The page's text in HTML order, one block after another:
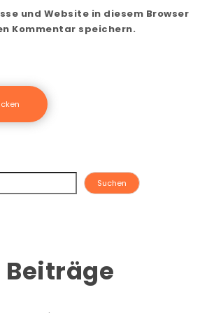
und Website in diesem Browser
Kommentar speichern.
Suchen
Beiträge